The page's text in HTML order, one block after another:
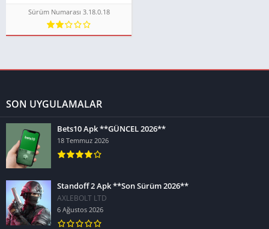
Sürüm Numarası 3.18.0.18
SON UYGULAMALAR
Bets10 Apk **GÜNCEL 2026**
18 Temmuz 2026
Standoff 2 Apk **Son Sürüm 2026**
AXLEBOLT LTD
6 Ağustos 2026